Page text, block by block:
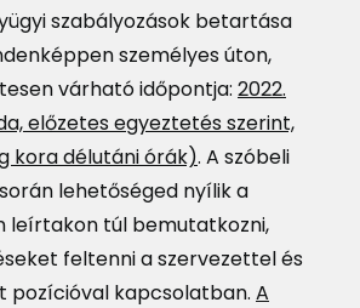
szabályozások betartása
személyes úton,
várható időpontja: 2022.
előzetes egyeztetés szerint,
kora délutáni órák). A szóbeli
lehetőséged nyílik a
leírtakon túl bemutatkozni,
feltenni a szervezettel és
pozícióval kapcsolatban. A